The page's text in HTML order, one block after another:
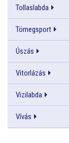
Tollaslabda
Tömegsport
Úszás
Vitorlázás
Vizilabda
Vívás